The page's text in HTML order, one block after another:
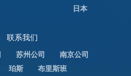
日本
联系我们
苏州公司
南京公司
珀斯 布里斯班